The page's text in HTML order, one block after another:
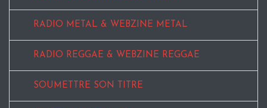
RADIO METAL & WEBZINE METAL
RADIO REGGAE & WEBZINE REGGAE
SOUMETTRE SON TITRE